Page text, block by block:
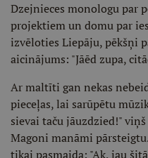
Dzejnieces monologu par
projektiem un domu par
izvēloties Liepāju, pēkšņi
aicinājums: "Jāēd zupa,
Ar maltīti gan nekas
pieceļas, lai sarūpētu
sievai taču jāuzdzied!"
Magoni manāmi
tikai pasmaida: "Ak, jau